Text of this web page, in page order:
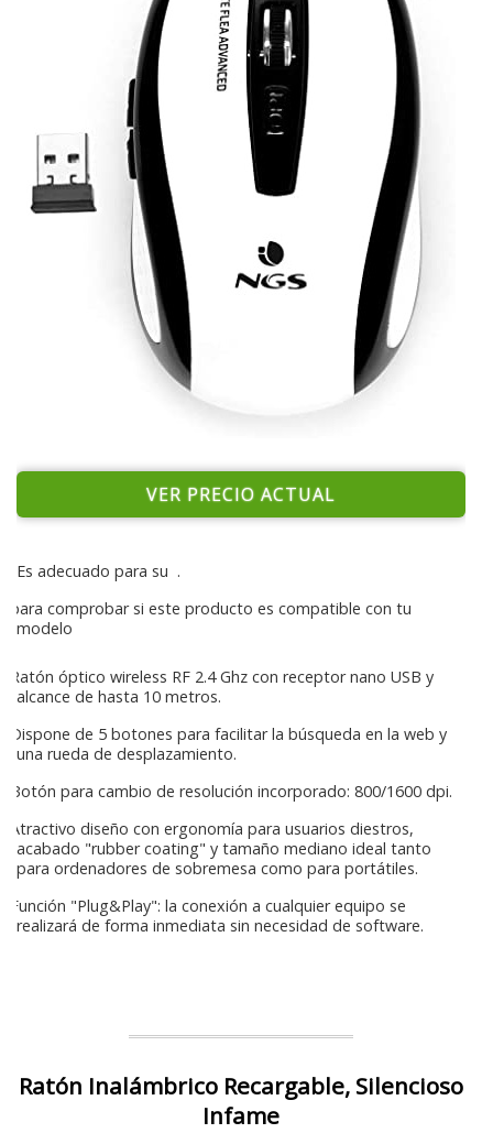
VER PRECIO ACTUAL
Es adecuado para su .
para comprobar si este producto es compatible con tu
modelo
Ratón óptico wireless RF 2.4 Ghz con receptor nano USB y
alcance de hasta 10 metros.
Dispone de 5 botones para facilitar la búsqueda en la web y
una rueda de desplazamiento.
Botón para cambio de resolución incorporado: 800/1600 dpi.
Atractivo diseño con ergonomía para usuarios diestros,
acabado "rubber coating" y tamaño mediano ideal tanto
para ordenadores de sobremesa como para portátiles.
Función "Plug&Play": la conexión a cualquier equipo se
realizará de forma inmediata sin necesidad de software.
Ratón Inalámbrico Recargable, Silencioso
Infame